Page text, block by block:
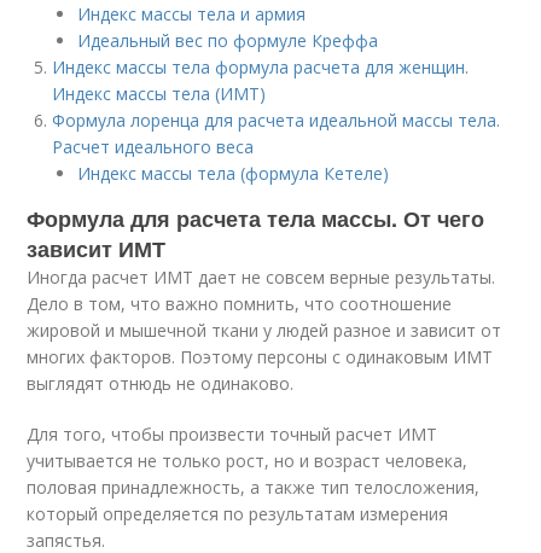
Индекс массы тела и армия
Идеальный вес по формуле Креффа
Индекс массы тела формула расчета для женщин.
Индекс массы тела (ИМТ)
Формула лоренца для расчета идеальной массы тела.
Расчет идеального веса
Индекс массы тела (формула Кетеле)
Формула для расчета тела массы. От чего
зависит ИМТ
Иногда расчет ИМТ дает не совсем верные результаты.
Дело в том, что важно помнить, что соотношение
жировой и мышечной ткани у людей разное и зависит от
многих факторов. Поэтому персоны с одинаковым ИМТ
выглядят отнюдь не одинаково.
Для того, чтобы произвести точный расчет ИМТ
учитывается не только рост, но и возраст человека,
половая принадлежность, а также тип телосложения,
который определяется по результатам измерения
запястья.